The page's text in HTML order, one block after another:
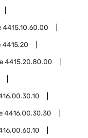
4415.10.60.00
4415.20
4415.20.80.00
4416.00.30.30